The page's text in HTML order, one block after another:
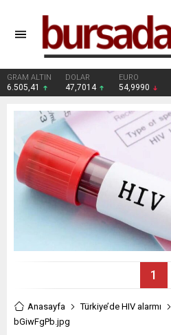
DOLAR
47,7014
EURO
54,9990
STERLİN
64,2141
1
Anasayfa Türkiye’de HIV alarmı
bGiwFgPb.jpg